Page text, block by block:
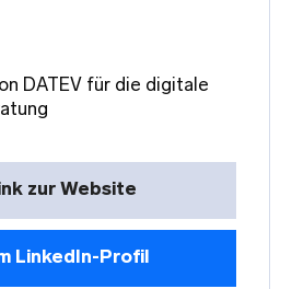
DATEV für die digitale
zur Website
LinkedIn-Profil